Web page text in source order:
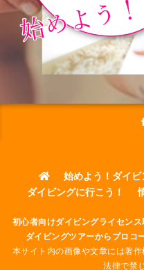
始めよう！ダイビ
ダイビングに行こう！
初心者向けダイビングライセン
ダイビングツアーからプロコ
本サイト内の画像や文章には著
法律で禁